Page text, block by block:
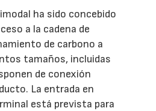
ha sido concebido
a la cadena de
de carbono a
tamaños, incluidas
de conexión
La entrada en
está prevista para